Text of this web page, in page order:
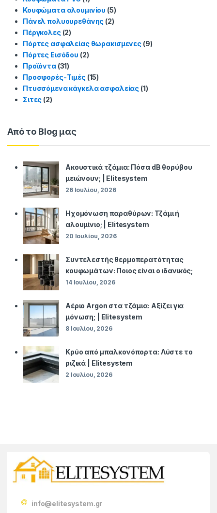
Κουφώματα αλουμινίου (5)
Πάνελ πολυουρεθάνης (2)
Πέργκολες(2)
Πόρτες ασφαλείας θωρακισμενες(9)
Πόρτες Εισόδου (2)
Προϊόντα(31)
Προσφορές-Τιμές(15)
Πτυσσόμενα κάγκελα ασφαλείας (1)
Σιτες (2)
Από το Blog μας
Ακουστικά τζάμια: Πόσα dB θορύβου
μειώνουν; | Elitesystem
26 Ιουλίου, 2026
Ηχομόνωση παραθύρων: Τζάμι ή
αλουμίνιο; | Elitesystem
20 Ιουλίου, 2026
Συντελεστής θερμοπερατότητας
κουφωμάτων: Ποιος είναι ο ιδανικός;
14 Ιουλίου, 2026
Αέριο Argon στα τζάμια: Αξίζει για
μόνωση; | Elitesystem
8 Ιουλίου, 2026
Κρύο από μπαλκονόπορτα: Λύστε το
ριζικά | Elitesystem
2 Ιουλίου, 2026
info@elitesystem.gr